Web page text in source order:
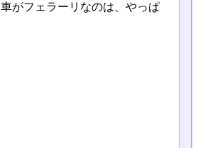
がフェラーリなのは、やっぱ